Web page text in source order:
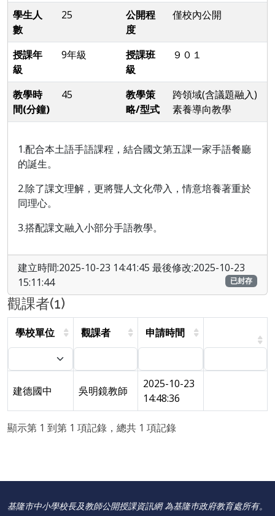
學生人
數
25
公開程
度
僅校內公開
授課年
級
9年級
授課班
級
９０１
教學時
間(分鐘)
45
教學策
略/型式
跨領域(含議題融入)
素養導向教學
1.配合本土語手語課程，結合國文第五課一家手語餐廳
的誕生。
2.除了課文理解，更將聾人文化帶入，情意培養著重於
同理心。
3.搭配課文融入小部分手語教學。
建立時間:2025-10-23 14:41:45 最後修改:2025-10-23
15:11:44
已封存
觀課者(1)
學校單位 觀課者 申請時間
建德國中 吳明鏡教師
2025-10-23
14:48:36
顯示第 1 到第 1 項記錄，總共 1 項記錄
基隆市中小學校長及教師公開授課資訊網 為基隆巿政府教育處所有。